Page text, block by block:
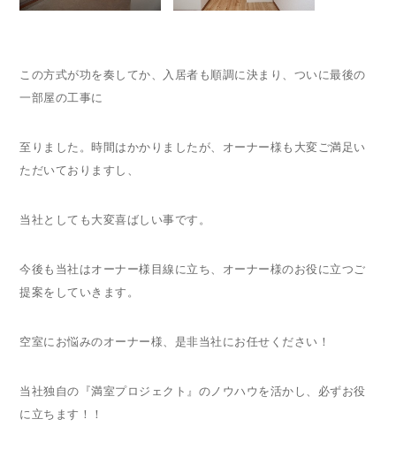
この方式が功を奏してか、入居者も順調に決まり、ついに最後の
一部屋の工事に
至りました。時間はかかりましたが、オーナー様も大変ご満足い
ただいておりますし、
当社としても大変喜ばしい事です。
今後も当社はオーナー様目線に立ち、オーナー様のお役に立つご
提案をしていきます。
空室にお悩みのオーナー様、是非当社にお任せください！
当社独自の『満室プロジェクト』のノウハウを活かし、必ずお役
に立ちます！！